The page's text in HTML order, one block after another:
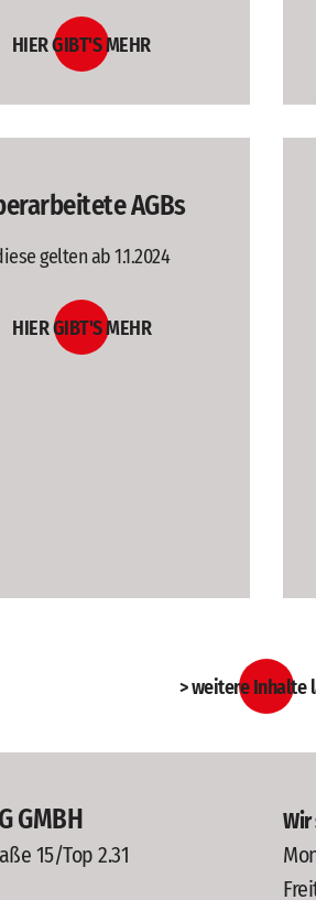
HIER GIBT'S MEHR
AGBs
gelten ab 1.1.2024
HIER GIBT'S MEHR
> weitere Inhalte
GMBH
15/Top 2.31
Wir